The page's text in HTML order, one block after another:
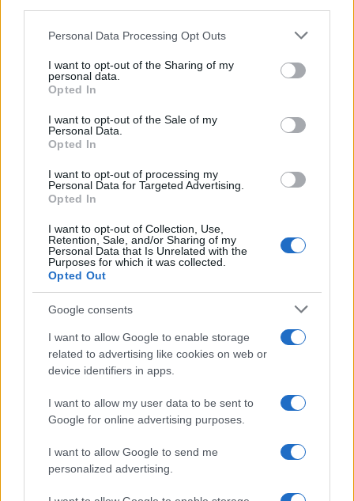
Please note that this website/app uses one or more Google
not limited to your visit or usage behaviour. You may click to
grant or deny consent to Google and its third-party tags to
use your data for below specified purposes in below Google
consent section.
Personal Data Processing Opt Outs
I want to opt-out of the Sharing of my
personal data.
Opted In
I want to opt-out of the Sale of my
Personal Data.
Opted In
I want to opt-out of processing my
Personal Data for Targeted Advertising.
Opted In
I want to opt-out of Collection, Use,
Retention, Sale, and/or Sharing of my
Personal Data that Is Unrelated with the
Purposes for which it was collected.
Opted Out
Google consents
I want to allow Google to enable storage
related to advertising like cookies on web or
device identifiers in apps.
I want to allow my user data to be sent to
Google for online advertising purposes.
I want to allow Google to send me
personalized advertising.
TEMI: Gianni Addis
Notizie in tempo reale?
Entra nel canale telegram di
Inviaci le tue segnalazioni,
i tuoi video e le tue foto
345 356 7512
Ricevi le nostre ultime news
daGoogle News
Condividi l'articolo
F
a
T
w
Pi
n
W
h
S